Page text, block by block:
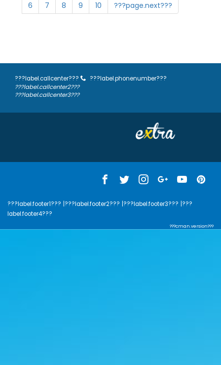
6
7 8 9 10 ???page.next???
???label.callcenter???
???label.phonenumber???
???label.callcenter2???
???label.callcenter3???
???label.footer1??? |???label.footer2??? |???label.footer3??? |???
label.footer4???
???cman.version???